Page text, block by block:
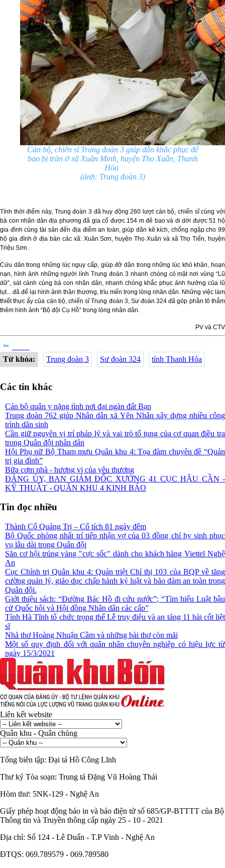
Cán bộ, chiến sĩ Trung đoàn 3 giúp dân khắc phục đê
bao bị tràn ở xã Xuân Minh, huyện Thọ Xuân, Thanh
Hóa
(ảnh: Trung đoàn 3)
Tính thời điểm này, Trung đoàn 3 đã huy động 260 lượt cán bộ, chiến sĩ cùng với
bà con nhân dân địa phương đã gia cố được 154 m đê bao và di dời được 51 hộ
gia đình cùng tài sản đến địa điểm an toàn, giúp dân kê kích, chống ngập cho 99
hộ gia đình ở địa bàn các xã: Xuân Sơn, huyện Thọ Xuân và xã Thọ Tiến, huyện
Triệu Sơn.
Cứu dân trong những lúc nguy cấp, giúp đỡ dân trong những lúc khó khăn, hoạn
nạn, hình ảnh những người lính Trung đoàn 3 nhanh chóng có mặt nơi vùng “Lũ
dữ”, sát cánh cùng bà con nhân dân, nhanh chóng khắc phục ảnh hưởng của lũ
lụt... đã để lại hình ảnh thân thương, trìu mến trong lòng nhân dân. Những việc làm
thiết thực ấy của cán bộ, chiến sĩ Trung đoàn 3, Sư đoàn 324 đã góp phần tô thắm
thêm hình ảnh “Bộ đội Cụ Hồ” trong lòng nhân dân.
PV và CTV
Từ khóa: Trung đoàn 3 Sư đoàn 324 tỉnh Thanh Hóa
Các tin khác
Cán bộ quân y nặng tình nơi đại ngàn đất Bạn
Trung đoàn 762 giúp Nhân dân xã Yên Nhân xây dựng nhiều công
trình dân sinh
Cần giữ nguyên vị trí pháp lý và vai trò tố tụng của cơ quan điều tra
trong Quân đội nhân dân
Hội Phụ nữ Bộ Tham mưu Quân khu 4: Tọa đàm chuyên đề “Quản
trị gia đình”
Bữa cơm nhà - hương vị của yêu thương
ĐẢNG ỦY, BAN GIÁM ĐỐC XƯỞNG 41 CỤC HẬU CẦN -
KỸ THUẬT - QUÂN KHU 4 KINH BÁO
Tin đọc nhiều
Thành Cổ Quảng Trị – Cổ tích 81 ngày đêm
Bộ Quốc phòng nhất trí tiếp nhận vợ của 03 đồng chí hy sinh phục
vụ lâu dài trong Quân đội
Săn cơ hội trúng vàng "cực sốc" dành cho khách hàng Viettel Nghệ
An
Cục Chính trị Quân khu 4: Quán triệt Chỉ thị 103 của BQP về tăng
cường quản lý, giáo dục chấp hành kỷ luật và bảo đảm an toàn trong
Quân đội.
Giới thiệu sách: “Đường Bác Hồ đi cứu nước”; “Tìm hiểu Luật bầu
cử Quốc hội và Hội đồng Nhân dân các cấp”
Tỉnh Hà Tĩnh tổ chức trọng thể Lễ truy điệu và an táng 11 hài cốt liệt
sĩ
Nhà thơ Hoàng Nhuận Cầm và những bài thơ còn mãi
Một số quy định đối với quân nhân chuyên nghiệp có hiệu lực từ
ngày 15/3/2021
Liên kết website
Quân khu - Quân chủng
Tổng biên tập: Đại tá Hồ Công Lĩnh
Thư ký Tòa soạn: Trung tá Đặng Vũ Hoàng Thái
Hòm thư: 5NK-129 - Nghệ An
Giấy phép hoạt động báo in và báo điện tử số 685/GP-BTTTT của Bộ
Thông tin và Truyền thông cấp ngày 25 - 10 - 2021
Địa chỉ: Số 124 - Lê Duẩn - T.P Vinh - Nghệ An
ĐTQS: 069.789579 - 069.789580